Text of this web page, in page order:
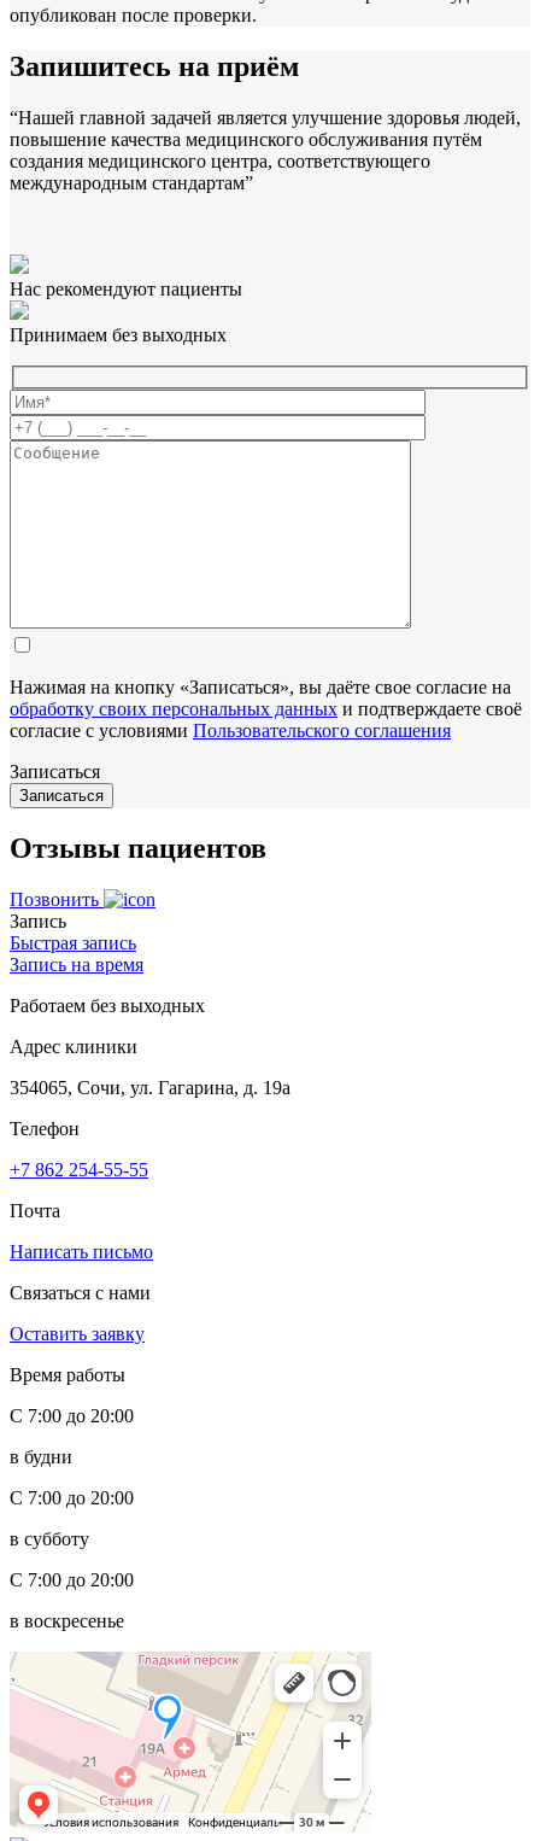
опубликован после проверки.
Запишитесь на приём
“Нашей главной задачей является улучшение здоровья людей,
повышение качества медицинского обслуживания путём
создания медицинского центра, соответствующего
международным стандартам”
Нас рекомендуют пациенты
Принимаем без выходных
Нажимая на кнопку «Записаться», вы даёте свое согласие на
обработку своих персональных данных и подтверждаете своё
согласие с условиями Пользовательского соглашения
Записаться
Отзывы пациентов
Позвонить
Запись
Быстрая запись
Запись на время
Работаем без выходных
Адрес клиники
354065, Сочи, ул. Гагарина, д. 19а
Телефон
+7 862 254-55-55
Почта
Написать письмо
Связаться с нами
Оставить заявку
Время работы
С 7:00 до 20:00
в будни
С 7:00 до 20:00
в субботу
С 7:00 до 20:00
в воскресенье